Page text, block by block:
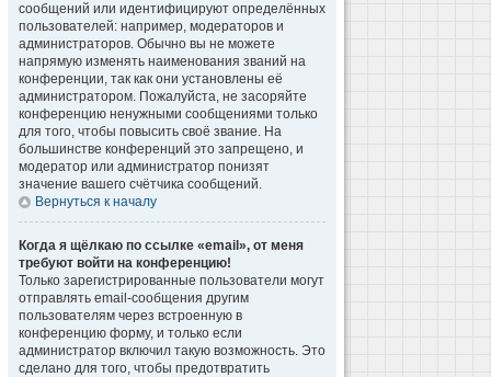
сообщений или идентифицируют определённых
пользователей: например, модераторов и
администраторов. Обычно вы не можете
напрямую изменять наименования званий на
конференции, так как они установлены её
администратором. Пожалуйста, не засоряйте
конференцию ненужными сообщениями только
для того, чтобы повысить своё звание. На
большинстве конференций это запрещено, и
модератор или администратор понизят
значение вашего счётчика сообщений.
Вернуться к началу
Когда я щёлкаю по ссылке «email», от меня
требуют войти на конференцию!
Только зарегистрированные пользователи могут
отправлять email-сообщения другим
пользователям через встроенную в
конференцию форму, и только если
администратор включил такую возможность. Это
сделано для того, чтобы предотвратить